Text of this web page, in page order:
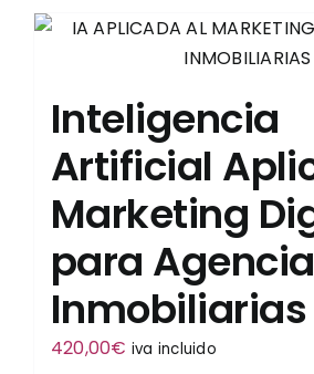
Inteligencia
Artificial
Marketing
para
Inmobiliarias
420,00€ iva incluido